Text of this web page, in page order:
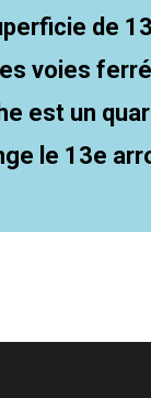
de
voies
est un
le 13e